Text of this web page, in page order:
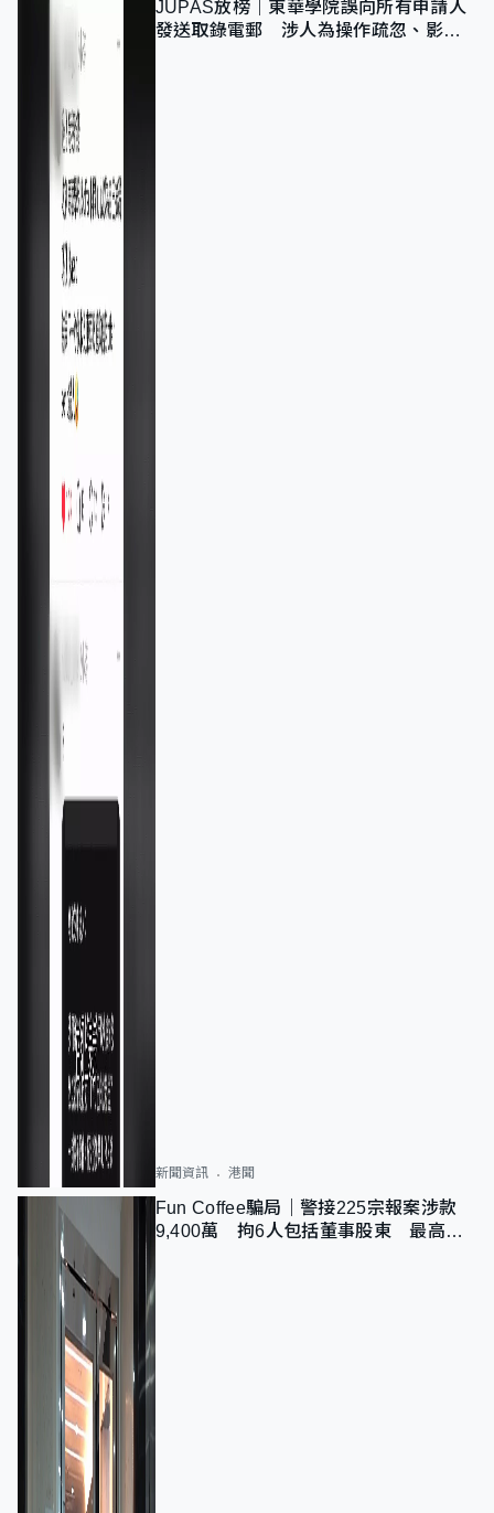
JUPAS放榜｜東華學院誤向所有申請人
發送取錄電郵 涉人為操作疏忽、影響
新聞資訊 港聞
Fun Coffee騙局｜警接225宗報案涉款
9,400萬 拘6人包括董事股東 最高金